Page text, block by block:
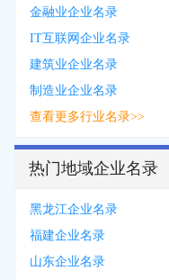
金融业企业名录
IT互联网企业名录
建筑业企业名录
制造业企业名录
查看更多行业名录>>
热门地域企业名录
黑龙江企业名录
福建企业名录
山东企业名录